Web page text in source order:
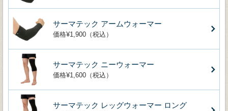
サーマテック アームウォーマー
価格¥1,900（税込）
サーマテック ニーウォーマー
価格¥1,600（税込）
サーマテック レッグウォーマー ロング